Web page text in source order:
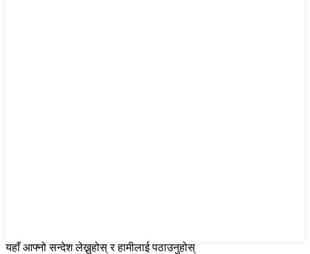
यहाँ आफ्नो सन्देश लेख्नुहोस् र हामीलाई पठाउनुहोस्